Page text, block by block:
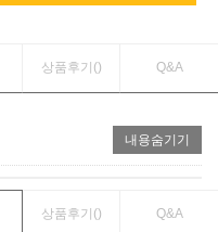
상품후기() Q&A
내용숨기기
상품후기() Q&A